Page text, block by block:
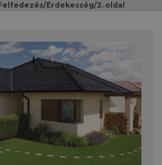
/Érdekesség/2. oldal